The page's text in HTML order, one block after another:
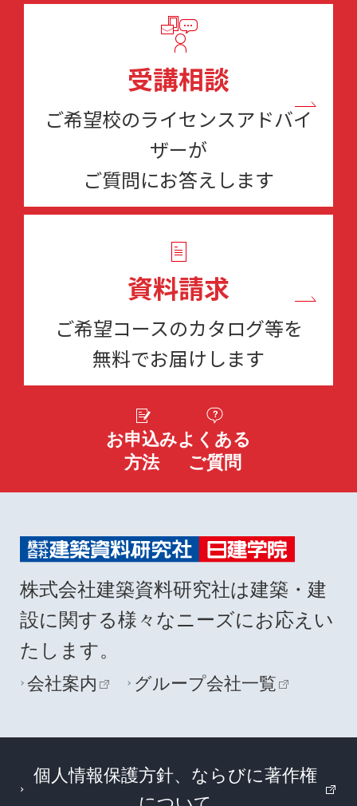
受講相談
ご希望校のライセンスアドバイ
ザーが
ご質問にお答えします
資料請求
ご希望コースのカタログ等を
無料でお届けします
お申込み
方法
よくある
ご質問
株式会社建築資料研究社は建築・建
設に関する様々なニーズにお応えい
たします。
会社案内 グループ会社一覧
個人情報保護方針、ならびに著作権